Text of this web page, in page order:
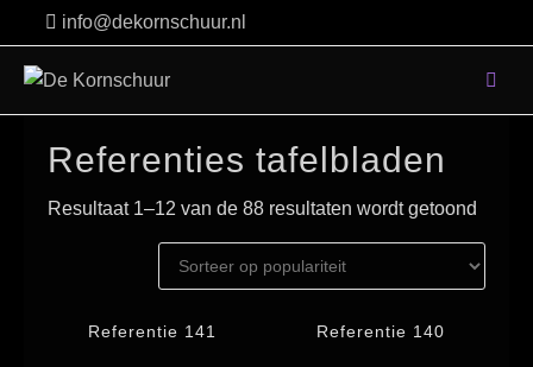
to
content
info@dekornschuur.nl
Referenties tafelbladen
Resultaat 1–12 van de 88 resultaten wordt getoond
Referentie 141 Referentie 140